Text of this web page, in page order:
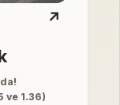
↗
ve 1.36)